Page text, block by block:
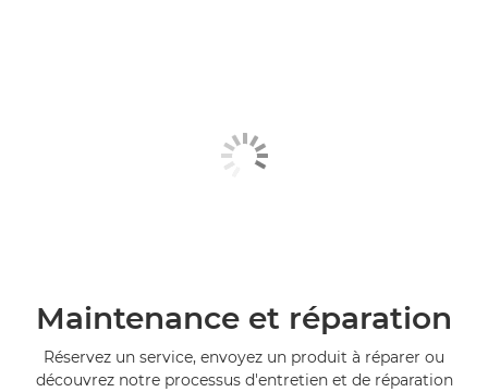
Maintenance et réparation
Réservez un service, envoyez un produit à réparer ou
découvrez notre processus d'entretien et de réparation